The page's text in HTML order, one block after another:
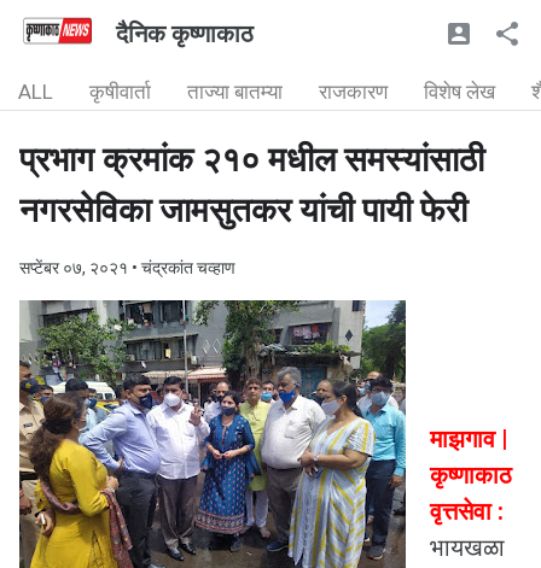
दैनिक कृष्णाकाठ
ALL कृषीवार्ता ताज्या बातम्या राजकारण विशेष लेख
प्रभाग क्रमांक २१० मधील समस्यांसाठी
नगरसेविका जामसुतकर यांची पायी फेरी
सप्टेंबर ०७, २०२१ • चंद्रकांत चव्हाण
माझगाव |
कृष्णाकाठ
वृत्तसेवा :
भायखळा